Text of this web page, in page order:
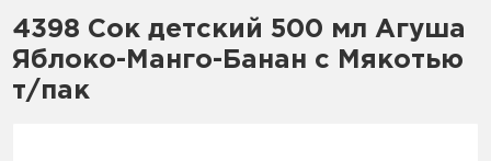
4398 Сок детский 500 мл Агуша
Яблоко-Манго-Банан с Мякотью
т/пак